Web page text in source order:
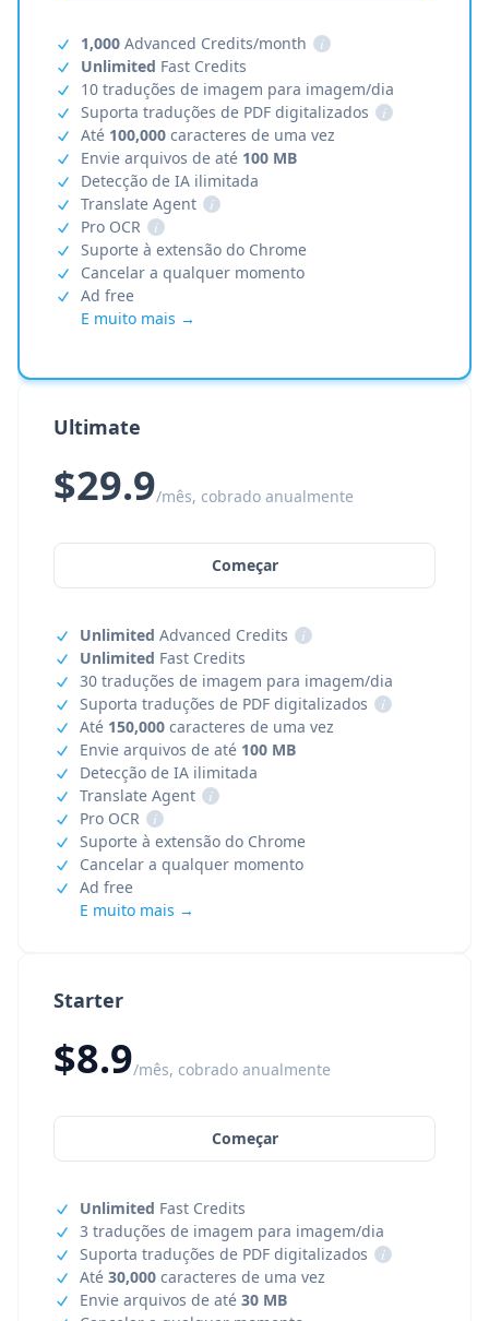
Starter
$8.9/mês, cobrado anualmente
Começar
Unlimited Fast Credits
3 traduções de imagem para imagem/dia
Suporta traduções de PDF digitalizados
i
Até 30,000 caracteres de uma vez
Envie arquivos de até 30 MB
1,000 Advanced Credits/month
i
Unlimited Fast Credits
10 traduções de imagem para imagem/dia
Suporta traduções de PDF digitalizados
i
Até 100,000 caracteres de uma vez
Envie arquivos de até 100 MB
Detecção de IA ilimitada
Translate Agent
i
Pro OCR
i
Suporte à extensão do Chrome
Cancelar a qualquer momento
Ad free
E muito mais →
Ultimate
$29.9/mês, cobrado anualmente
Começar
Unlimited Advanced Credits
i
Unlimited Fast Credits
30 traduções de imagem para imagem/dia
Suporta traduções de PDF digitalizados
i
Até 150,000 caracteres de uma vez
Envie arquivos de até 100 MB
Detecção de IA ilimitada
Translate Agent
i
Pro OCR
i
Suporte à extensão do Chrome
Cancelar a qualquer momento
Ad free
E muito mais →